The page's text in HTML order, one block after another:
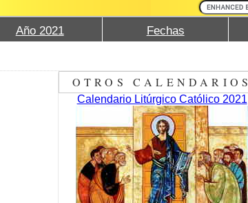
Año 2021 Fechas
OTROS CALENDARIOS
Calendario Litúrgico Católico 2021